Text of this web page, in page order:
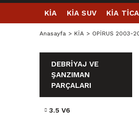
KİA KİA SUV KİA
Anasayfa KİA OPİRUS 2003-
DEBRİYAJ VE
ŞANZIMAN
PARÇALARI
3.5 V6